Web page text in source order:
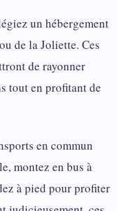
un hébergement
de la Joliette. Ces
de rayonner
tout en profitant de
en commun
montez en bus à
à pied pour profiter